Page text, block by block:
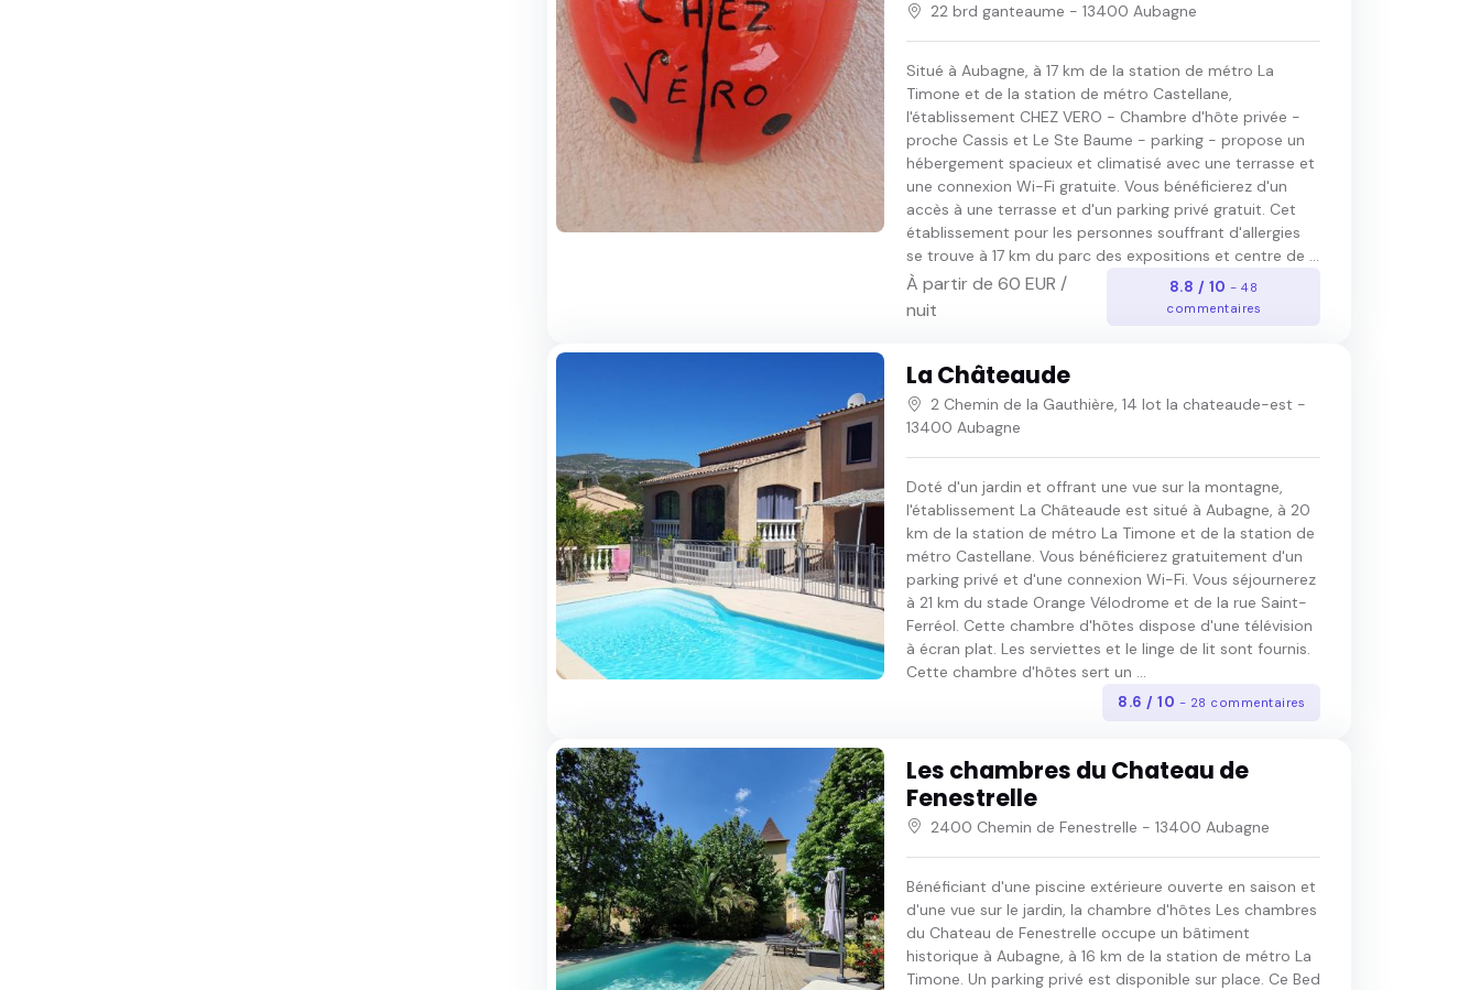
22 brd ganteaume - 13400 Aubagne
Situé à Aubagne, à 17 km de la station de métro La
Timone et de la station de métro Castellane,
l'établissement CHEZ VERO - Chambre d'hôte privée -
proche Cassis et Le Ste Baume - parking - propose un
hébergement spacieux et climatisé avec une terrasse et
une connexion Wi-Fi gratuite. Vous bénéficierez d'un
accès à une terrasse et d'un parking privé gratuit. Cet
établissement pour les personnes souffrant d'allergies
se trouve à 17 km du parc des expositions et centre de ...
À partir de 60 EUR /
nuit
8.8 / 10- 48
commentaires
La Châteaude
2 Chemin de la Gauthière, 14 lot la chateaude-est -
13400 Aubagne
Doté d'un jardin et offrant une vue sur la montagne,
l'établissement La Châteaude est situé à Aubagne, à 20
km de la station de métro La Timone et de la station de
métro Castellane. Vous bénéficierez gratuitement d'un
parking privé et d'une connexion Wi-Fi. Vous séjournerez
à 21 km du stade Orange Vélodrome et de la rue Saint-
Ferréol. Cette chambre d'hôtes dispose d'une télévision
à écran plat. Les serviettes et le linge de lit sont fournis.
Cette chambre d'hôtes sert un ...
8.6 / 10 - 28 commentaires
Les chambres du Chateau de
Fenestrelle
2400 Chemin de Fenestrelle - 13400 Aubagne
Bénéficiant d'une piscine extérieure ouverte en saison et
d'une vue sur le jardin, la chambre d'hôtes Les chambres
du Chateau de Fenestrelle occupe un bâtiment
historique à Aubagne, à 16 km de la station de métro La
Timone. Un parking privé est disponible sur place. Ce Bed